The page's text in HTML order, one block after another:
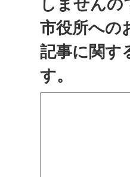
市役所への
記事に関す
す。